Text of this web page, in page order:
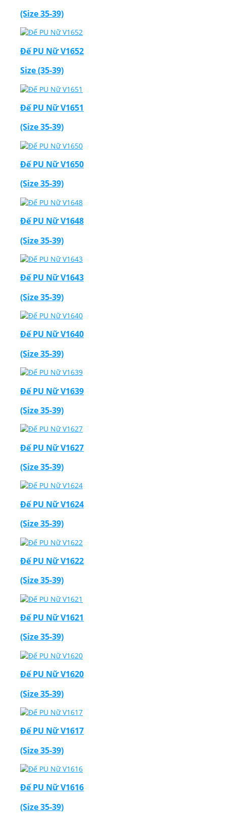
(Size 35-39)
Đế PU Nữ V1652
Size (35-39)
Đế PU Nữ V1651
(Size 35-39)
Đế PU Nữ V1650
(Size 35-39)
Đế PU Nữ V1648
(Size 35-39)
Đế PU Nữ V1643
(Size 35-39)
Đế PU Nữ V1640
(Size 35-39)
Đế PU Nữ V1639
(Size 35-39)
Đế PU Nữ V1627
(Size 35-39)
Đế PU Nữ V1624
(Size 35-39)
Đế PU Nữ V1622
(Size 35-39)
Đế PU Nữ V1621
(Size 35-39)
Đế PU Nữ V1620
(Size 35-39)
Đế PU Nữ V1617
(Size 35-39)
Đế PU Nữ V1616
(Size 35-39)